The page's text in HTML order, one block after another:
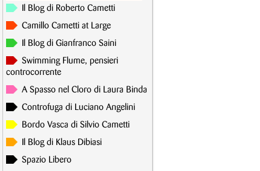
Il Blog di Roberto Cametti
Camillo Cametti at Large
Il Blog di Gianfranco Saini
Swimming Flume, pensieri
controcorrente
A Spasso nel Cloro di Laura Binda
Controfuga di Luciano Angelini
Bordo Vasca di Silvio Cametti
Il Blog di Klaus Dibiasi
Spazio Libero